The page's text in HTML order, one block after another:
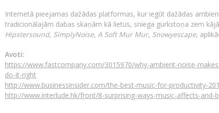
Internetā pieejamas dažādas platformas, kur iegūt dažādas
tradicionālajām dabas skaņām kā lietus, sniega gurkstoņa zem
Hipstersound, SimplyNoise, A Soft Mur Mur, Snowyescape,
Avoti:
https://www.fastcompany.com/3015970/why-ambient-noise-
do-it-right
http://www.businessinsider.com/the-best-music-for-productivity-
http://www.interlude.hk/front/8-surprising-ways-music-affects-and-